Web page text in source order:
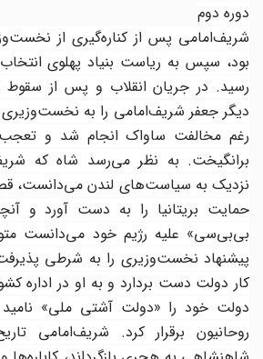
دوره دوم
شریف‌امامی پس از کناره‌گیری از
بود، سپس به ریاست بنیاد پهلوی
رسید. در جریان انقلاب و پس از سقوط
دیگر جعفر شریف‌امامی را به نخست‌وزیری
رغم مخالفت ساواک انجام شد و تعجب
برانگیخت. به نظر می‌رسد شاه که
نزدیک به سیاست‌های لندن می‌دانست،
حمایت بریتانیا را به دست آورد و آنچه
بی‌بی‌سی» علیه رژیم خود می‌دانست
پیشنهاد نخست‌وزیری را به شرطی پذیرفت
کار دولت دست بردارد و به او در اداره
دولت خود را «دولت آشتی ملی» نامید و
روحانیون برقرار کرد. شریف‌امامی